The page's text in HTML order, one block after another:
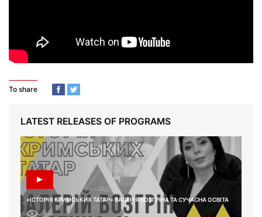
To share
LATEST RELEASES OF PROGRAMS
«ІСТОРІЯ КРИМСЬКИХ ТАТАР» ВАЛЕРІЯ ВОЗГРІНА ТА СУЧАСНА ОСВІТА
64